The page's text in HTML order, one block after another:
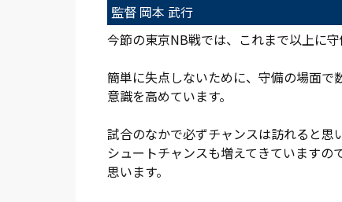
監督 岡本 武行
今節の東京NB戦では、これまで以上に
簡単に失点しないために、守備の場面
意識を高めています。
試合のなかで必ずチャンスは訪れると思
シュートチャンスも増えてきています
思います。